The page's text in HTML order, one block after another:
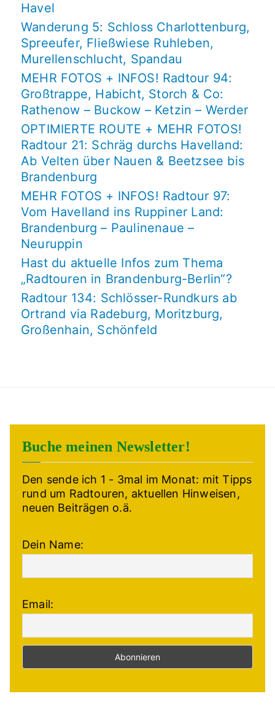
Havel
Wanderung 5: Schloss Charlottenburg,
Spreeufer, Fließwiese Ruhleben,
Murellenschlucht, Spandau
MEHR FOTOS + INFOS! Radtour 94:
Großtrappe, Habicht, Storch & Co:
Rathenow – Buckow – Ketzin – Werder
OPTIMIERTE ROUTE + MEHR FOTOS!
Radtour 21: Schräg durchs Havelland:
Ab Velten über Nauen & Beetzsee bis
Brandenburg
MEHR FOTOS + INFOS! Radtour 97:
Vom Havelland ins Ruppiner Land:
Brandenburg – Paulinenaue –
Neuruppin
Hast du aktuelle Infos zum Thema
„Radtouren in Brandenburg-Berlin“?
Radtour 134: Schlösser-Rundkurs ab
Ortrand via Radeburg, Moritzburg,
Großenhain, Schönfeld
Buche meinen Newsletter!
Den sende ich 1 - 3mal im Monat: mit Tipps
rund um Radtouren, aktuellen Hinweisen,
neuen Beiträgen o.ä.
Dein Name:
Email: